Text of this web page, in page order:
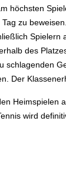
höchsten
zu
des
schlagenden
Der
Heimspielen
wird